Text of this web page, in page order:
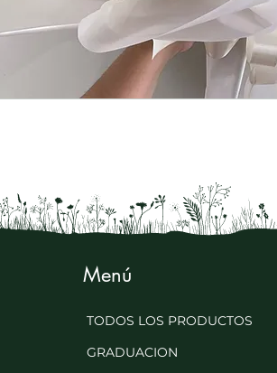
Menú
TODOS LOS PRODUCTOS
GRADUACION